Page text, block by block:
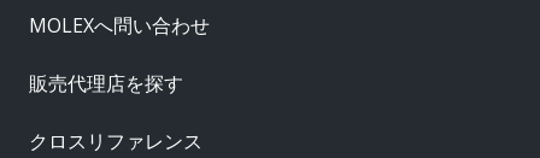
MOLEXへ問い合わせ
販売代理店を探す
クロスリファレンス